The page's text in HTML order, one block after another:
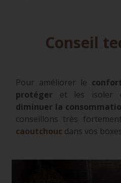
Conseil
Pour améliorer le
protéger et les isoler
diminuer la
conseillons très
caoutchouc dans vos